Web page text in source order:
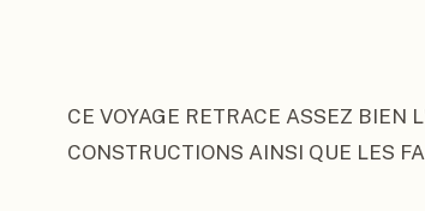
CE VOYAGE RETRACE ASSEZ BIEN
CONSTRUCTIONS AINSI QUE LES